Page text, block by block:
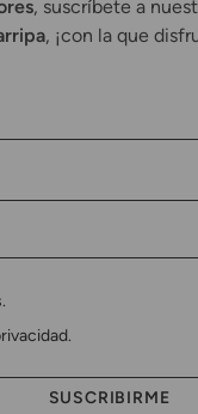
, suscríbete a
, ¡con la que